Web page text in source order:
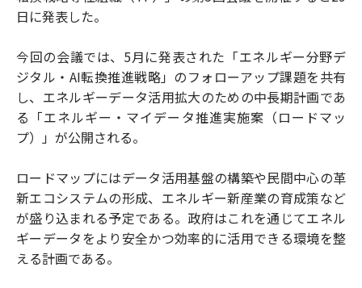
日に発表した。
今回の会議では、5月に発表された「エネルギー分野デ
ジタル・AI転換推進戦略」のフォローアップ課題を共有
し、エネルギーデータ活用拡大のための中長期計画であ
る「エネルギー・マイデータ推進実施案（ロードマッ
プ）」が公開される。
ロードマップにはデータ活用基盤の構築や民間中心の革
新エコシステムの形成、エネルギー新産業の育成策など
が盛り込まれる予定である。政府はこれを通じてエネル
ギーデータをより安全かつ効率的に活用できる環境を整
える計画である。